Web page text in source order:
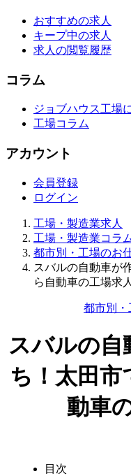
おすすめの求人
キープ中の求人
求人の閲覧履歴
コラム
ジョブハウス工場
工場コラム
アカウント
会員登録
ログイン
工場・製造業求人
工場・製造業コラ
都市別・工場のお
スバルの自動車が
ら自動車の工場求
都市別・
スバルの自
ち！太田市
動車
目次